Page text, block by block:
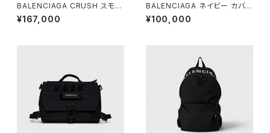
BALENCIAGA CRUSH スモー
ル トートバッグ デニム
¥167,000
BALENCIAGA ネイビー カバ X
S ブラック
¥100,000